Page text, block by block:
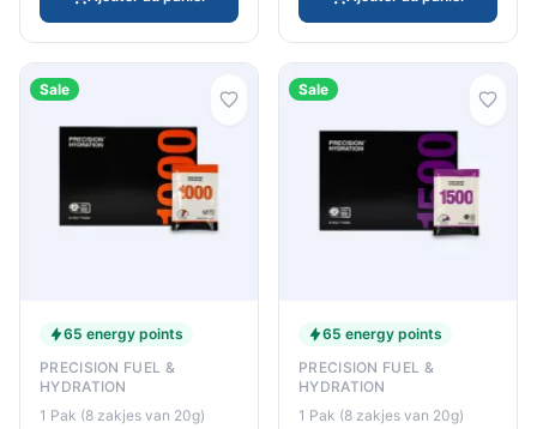
Sale
65 energy points
PRECISION FUEL &
HYDRATION
1 Pak (8 zakjes van 20g)
Sale
65 energy points
PRECISION FUEL &
HYDRATION
1 Pak (8 zakjes van 20g)